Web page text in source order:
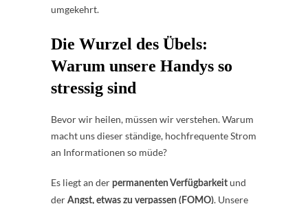
umgekehrt.
Die Wurzel des Übels:
Warum unsere Handys so
stressig sind
Bevor wir heilen, müssen wir verstehen. Warum
macht uns dieser ständige, hochfrequente Strom
an Informationen so müde?
Es liegt an der permanenten Verfügbarkeit und
der Angst, etwas zu verpassen (FOMO). Unsere